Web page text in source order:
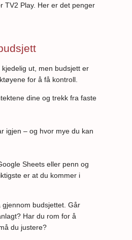
TV2 Play. Her er det penger
ut, men budsjett er
for å få kontroll.
dine og trekk fra faste
igjen – og hvor mye du kan
Sheets eller penn og
er at du kommer i
gjennom budsjettet. Går
Har du rom for å
du justere?